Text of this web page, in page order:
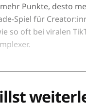
Punkte, desto
Spiel für
so oft bei viralen